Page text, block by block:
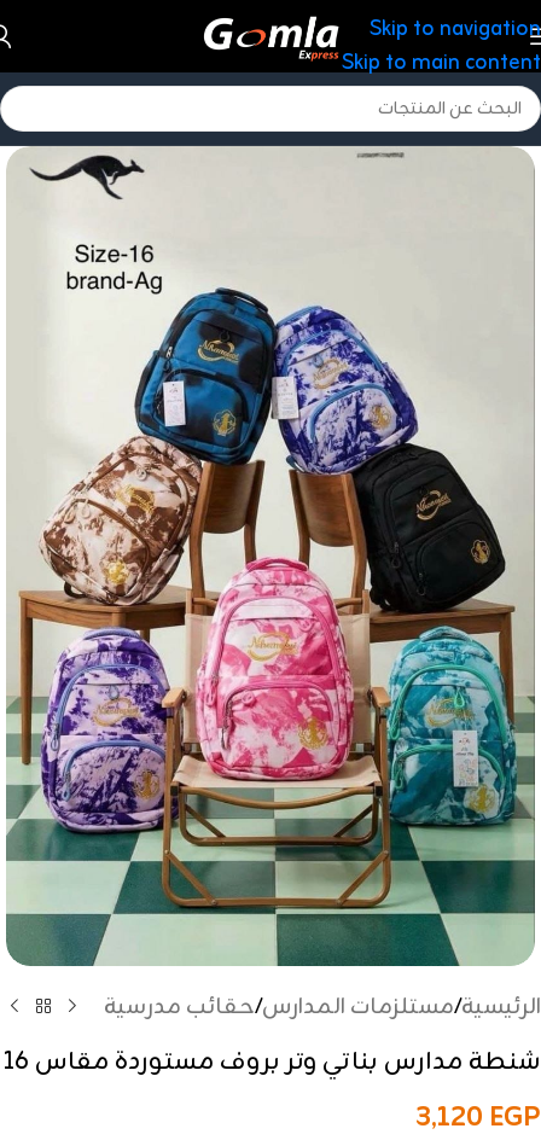
Skip to navigation
Skip to main content
الرئيسية/مستلزمات المدارس/حقائب مدرسية
شنطة مدارس بناتي وتر بروف مستوردة مقاس 16
3,120 EGP